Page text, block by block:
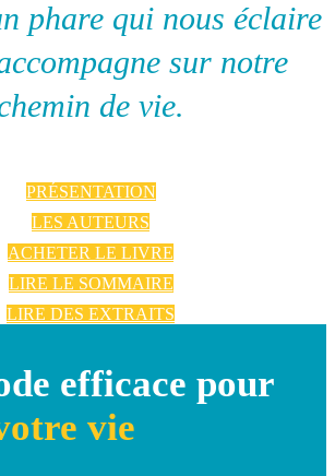
phare qui nous éclaire
sur notre
de vie.
PRÉSENTATION
LES AUTEURS
ACHETER LE LIVRE
LIRE LE SOMMAIRE
LIRE DES EXTRAITS
efficace pour
vie